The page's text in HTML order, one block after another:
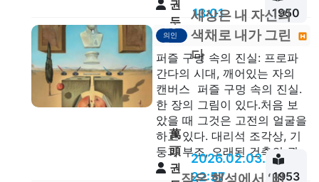
권
두
안
13:01
1950
일상
의인
문
세상은 내 자신의
색채로 내가 그린
다
퍼즐 구멍 속의 진실: 프로파
간다의 시대, 깨어있는 자의
캔버스 퍼즐 구멍 속의 진실.
한 장의 그림이 있다.처음 보
았을 때 그것은 고전의 얼굴을
하고 있다. 대리석 조각상, 기
둥과 부조, 오래된 건축의 권...
萬
頭
권
2026.02.03.
22:57
1953
작은 행성에서 ‘비